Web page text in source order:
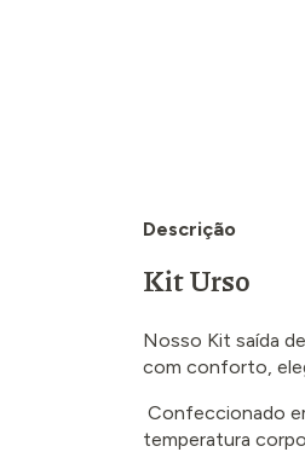
Descrição
Kit Urso
Nosso Kit saída
com conforto,
Confeccionado
temperatura